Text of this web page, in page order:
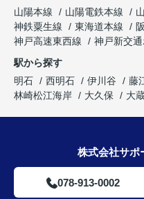
山陽本線
山陽電鉄本線
神鉄粟生線
東海道本線
神戸高速東西線
神戸新交
駅から探す
明石
西明石 伊川谷 藤
林崎松江海岸
大久保 大
株式会社サポ
078-913-0002